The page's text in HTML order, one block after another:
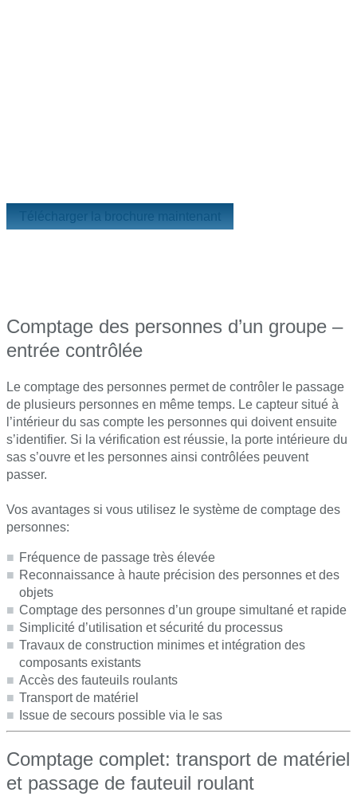
Télécharger la brochure maintenant
Comptage des personnes d’un groupe –
entrée contrôlée
Le comptage des personnes permet de contrôler le passage
de plusieurs personnes en même temps. Le capteur situé à
l’intérieur du sas compte les personnes qui doivent ensuite
s’identifier. Si la vérification est réussie, la porte intérieure du
sas s’ouvre et les personnes ainsi contrôlées peuvent
passer.
Vos avantages si vous utilisez le système de comptage des
personnes:
Fréquence de passage très élevée
Reconnaissance à haute précision des personnes et des
objets
Comptage des personnes d’un groupe simultané et rapide
Simplicité d’utilisation et sécurité du processus
Travaux de construction minimes et intégration des
composants existants
Accès des fauteuils roulants
Transport de matériel
Issue de secours possible via le sas
Comptage complet: transport de matériel
et passage de fauteuil roulant